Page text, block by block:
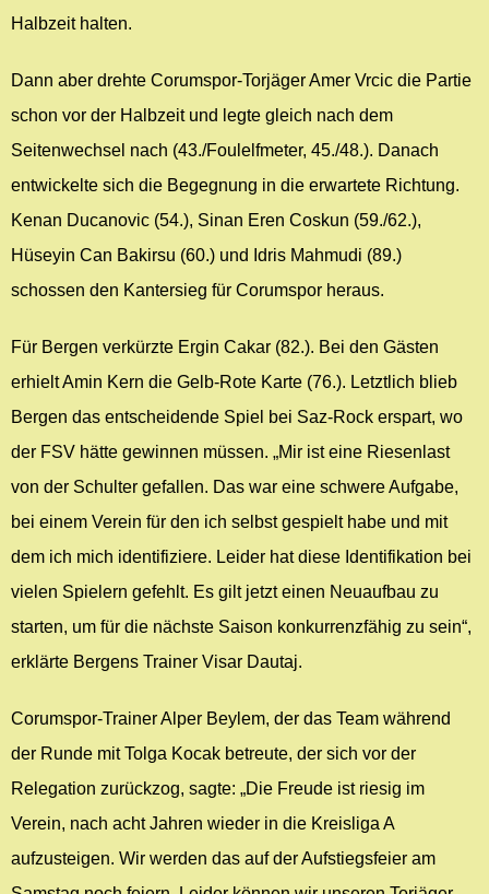
Halbzeit halten.
Dann aber drehte Corumspor-Torjäger Amer Vrcic die Partie
schon vor der Halbzeit und legte gleich nach dem
Seitenwechsel nach (43./Foulelfmeter, 45./48.). Danach
entwickelte sich die Begegnung in die erwartete Richtung.
Kenan Ducanovic (54.), Sinan Eren Coskun (59./62.),
Hüseyin Can Bakirsu (60.) und Idris Mahmudi (89.)
schossen den Kantersieg für Corumspor heraus.
Für Bergen verkürzte Ergin Cakar (82.). Bei den Gästen
erhielt Amin Kern die Gelb-Rote Karte (76.). Letztlich blieb
Bergen das entscheidende Spiel bei Saz-Rock erspart, wo
der FSV hätte gewinnen müssen. „Mir ist eine Riesenlast
von der Schulter gefallen. Das war eine schwere Aufgabe,
bei einem Verein für den ich selbst gespielt habe und mit
dem ich mich identifiziere. Leider hat diese Identifikation bei
vielen Spielern gefehlt. Es gilt jetzt einen Neuaufbau zu
starten, um für die nächste Saison konkurrenzfähig zu sein“,
erklärte Bergens Trainer Visar Dautaj.
Corumspor-Trainer Alper Beylem, der das Team während
der Runde mit Tolga Kocak betreute, der sich vor der
Relegation zurückzog, sagte: „Die Freude ist riesig im
Verein, nach acht Jahren wieder in die Kreisliga A
aufzusteigen. Wir werden das auf der Aufstiegsfeier am